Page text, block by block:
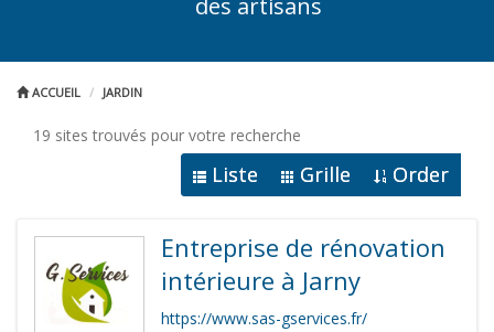
des artisans
ACCUEIL JARDIN
19 sites trouvés pour votre recherche
Liste Grille Order
Entreprise de rénovation
intérieure à Jarny
https://www.sas-gservices.fr/